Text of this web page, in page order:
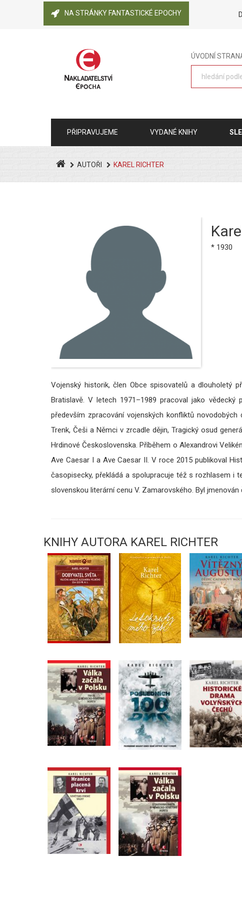
NA STRÁNKY FANTASTICKÉ EPOCHY
ÚVODNÍ
PŘIPRAVUJEME VYDANÉ KNIHY
AUTOŘI KAREL RICHTER
* 1930
Vojenský historik, člen Obce spisovatelů a dlouholetý
Bratislavě. V letech 1971–1989 pracoval jako
především zpracování vojenských konfliktů
Trenk, Češi a Němci v zrcadle dějin, Tragický osud
Hrdinové Československa. Příběhem o Alexandrovi
Ave Caesar I a Ave Caesar II. V roce 2015 publikoval
časopisecky, překládá a spolupracuje též s rozhlasem i
slovenskou literární cenu V. Zamarovského. Byl
KNIHY AUTORA KAREL RICHTER